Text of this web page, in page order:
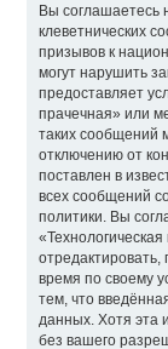
Вы соглашаетесь
клеветнических
призывов к
могут нарушить
предоставляет
прачечная» или
таких сообщений
отключению от
поставлен в
всех сообщений
политики. Вы
время по своему
тем, что
данных. Хотя эта
без вашего